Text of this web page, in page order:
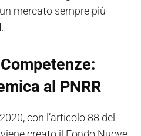
mercato sempre più
.
al PNRR
con l’articolo 88 del